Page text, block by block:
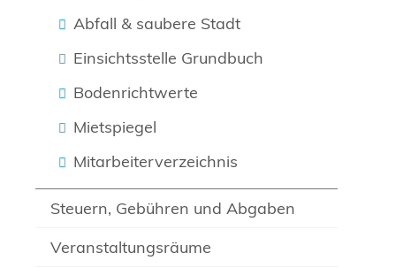
Abfall & saubere Stadt
Einsichtsstelle Grundbuch
Bodenrichtwerte
Mietspiegel
Mitarbeiterverzeichnis
Steuern, Gebühren und Abgaben
Veranstaltungsräume